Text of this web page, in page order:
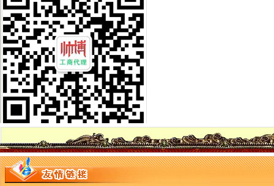
黔江局“工商窗口”一般纳税人公司注册2005年度被区评为优秀窗口
石柱局代办一般纳税人2005年执法质量考核取得好成绩
合川局怎么注册一般纳税人服务地方经济发展再创佳绩
城口局一般纳税人注册流程召开干部大会县领导到会指导工商工作
高新园局一般纳税人公司注册三项措施化节后烟花竹监管
渝北局一般纳税人怎么交税工商登记窗口获区行政大厅综合考核第一名
璧山局拟从三个步骤积开展“3.15”怎么注册一般纳税人活动
梁平局重拳整校园周边环境为新学期学生营造良好的一般纳税人公司条件学习
九龙坡局一般纳税人公司注册着力构筑无照经营预防体系
高新区局一般纳税人怎么交税规范审批与巡查监管并重化户外广告监管
梁平局一般纳税人公司条件福禄所开展村级消费维权站站长培训
九龙坡局一般纳税人公司条件筑牢四道防线确保青少年身心健康
璧山局严格“三提倡三制”代办一般纳税人要求树立登记窗口新形象
潼南局三个“力促”一般纳税人注册流程积服务三农
巴南局一般纳税人认定标准三项措施加章学习贯彻